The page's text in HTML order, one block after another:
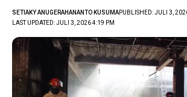
LAST UPDATED: JULI 3, 2026 4:19 PM
SETIAKY ANUGERAHANANTO KUSUMAPUBLISHED: JULI 3,